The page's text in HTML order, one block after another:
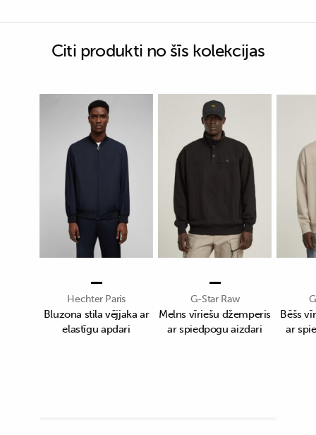
Citi produkti no šīs kolekcijas
Hechter Paris
Bluzona stila vējjaka ar
elastīgu apdari
G-Star Raw
Melns vīriešu džemperis
ar spiedpogu aizdari
Bēšs
ar